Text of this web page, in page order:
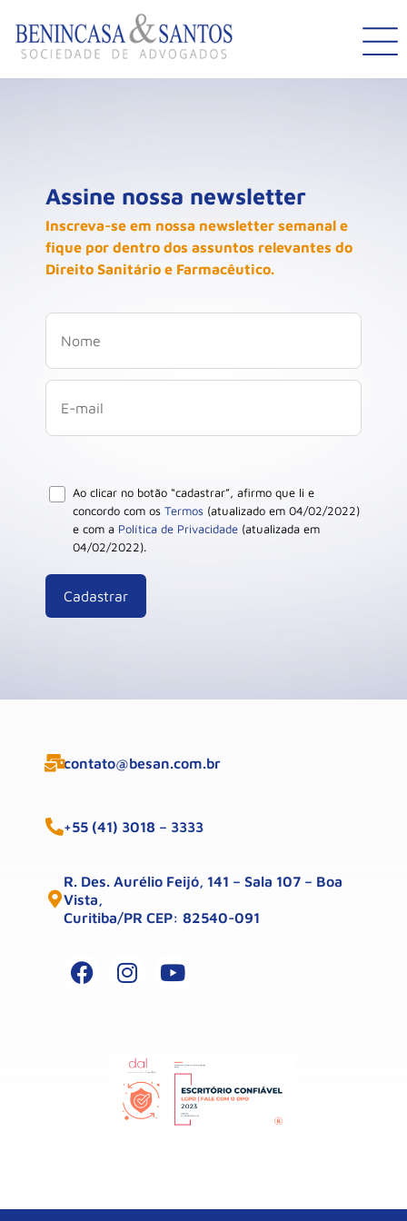
Assine nossa newsletter
Inscreva-se em nossa newsletter semanal e
fique por dentro dos assuntos relevantes do
Direito Sanitário e Farmacêutico.
Ao clicar no botão “cadastrar”, afirmo que li e
concordo com os Termos (atualizado em 04/02/2022)
e com a Política de Privacidade (atualizada em
04/02/2022).
contato@besan.com.br
+55 (41) 3018 – 3333
R. Des. Aurélio Feijó, 141 – Sala 107 – Boa
Vista,
Curitiba/PR CEP: 82540-091